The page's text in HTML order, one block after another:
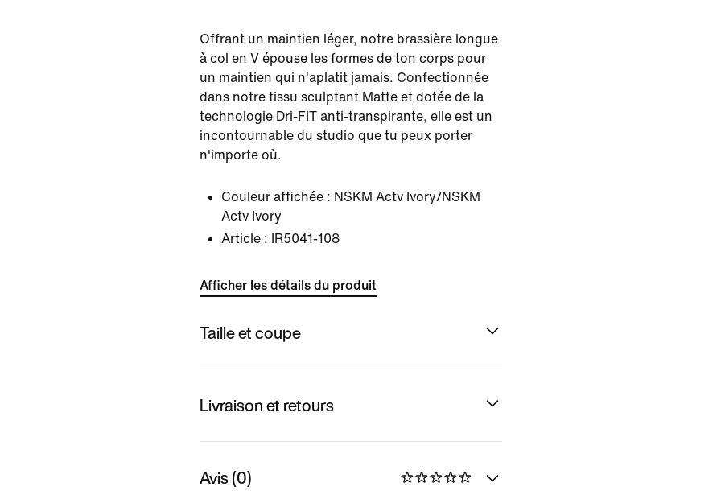
Offrant un maintien léger, notre brassière longue
à col en V épouse les formes de ton corps pour
un maintien qui n'aplatit jamais. Confectionnée
dans notre tissu sculptant Matte et dotée de la
technologie Dri-FIT anti-transpirante, elle est un
incontournable du studio que tu peux porter
n'importe où.
Couleur affichée : NSKM Actv Ivory/NSKM
Actv Ivory
Article :
IR5041-108
Afficher les détails du produit
Taille et coupe
Livraison et retours
Avis (0)